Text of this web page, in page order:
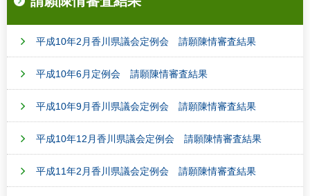
平成10年2月香川県議会定例会 請願陳情審査結果
平成10年6月定例会 請願陳情審査結果
平成10年9月香川県議会定例会 請願陳情審査結果
平成10年12月香川県議会定例会 請願陳情審査結果
平成11年2月香川県議会定例会 請願陳情審査結果